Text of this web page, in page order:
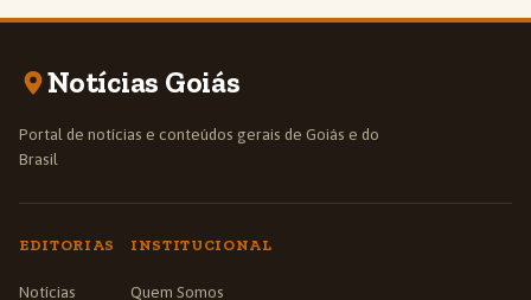
Notícias Goiás
Portal de notícias e conteúdos gerais de Goiás e do
Brasil
EDITORIAS
Notícias
INSTITUCIONAL
Quem Somos